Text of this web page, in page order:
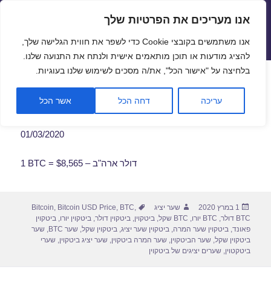
פתח
אנו מעריכים את הפרטיות שלך
אנו משתמשים בקובצי Cookie כדי לשפר את חווית הגלישה שלך,
להציג מודעות או תוכן מותאמים אישית ולנתח את התנועה שלנו.
בלחיצה על "אישור הכל", את/ה מסכים לשימוש שלנו בעוגיות.
עריכה דחה הכל אשר הכל
שערי חליפין יציגים – שער יציג
תפריטים
ווידג'טים
שער ביטקוין לתאריך 01/03/2020
01/03/2020
1 BTC = $8,565 – דולר ארה"ב
פורסם
בתאריך
1 במרץ 2020 מחבר
שער יציג תגיות Bitcoin, Bitcoin USD Price, BTC,
BTC דולר
, BTC יורו , BTC שקל ,ביטקוין,ביטקוין דולר,ביטקוין יורו,ביטקוין
פאונד,ביטקוין שער המרה,ביטקוין שער יציג,ביטקוין שקל,שער BTC ,שער
ביטקוין שקל,שער הביטקוין,שער המרה ביטקוין,שער יציג ביטקוין,שערי
ביטקטוין,שערים יציגים של ביטקוין